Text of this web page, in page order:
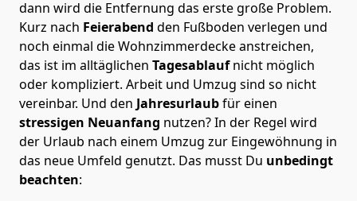
dann wird die Entfernung das erste große Problem.
Kurz nach Feierabend den Fußboden verlegen und
noch einmal die Wohnzimmerdecke anstreichen,
das ist im alltäglichen Tagesablaufnicht möglich
oder kompliziert. Arbeit und Umzug sind so nicht
vereinbar. Und den Jahresurlaubfür einen
stressigen Neuanfang nutzen? In der Regel wird
der Urlaub nach einem Umzug zur Eingewöhnung in
das neue Umfeld genutzt. Das musst Du unbedingt
beachten: